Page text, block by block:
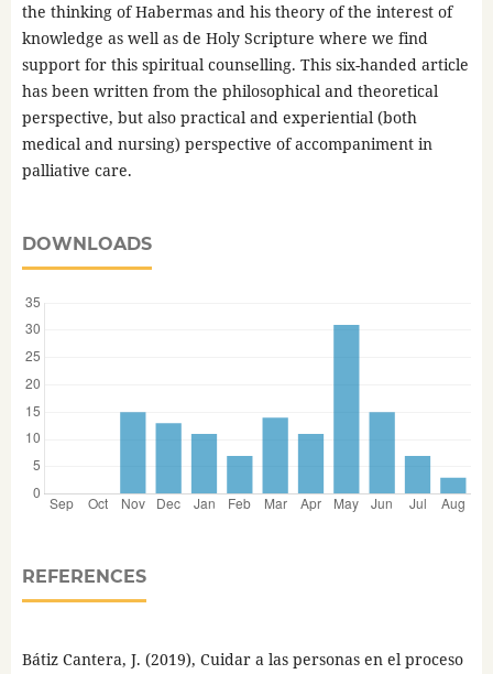
the thinking of Habermas and his theory of the interest of
knowledge as well as de Holy Scripture where we find
support for this spiritual counselling. This six-handed article
has been written from the philosophical and theoretical
perspective, but also practical and experiential (both
medical and nursing) perspective of accompaniment in
palliative care.
DOWNLOADS
REFERENCES
Bátiz Cantera, J. (2019), Cuidar a las personas en el proceso